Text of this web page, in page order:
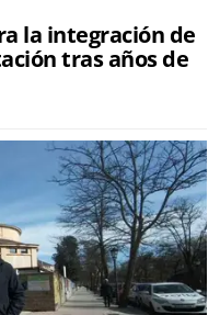
la integración de
tras años de